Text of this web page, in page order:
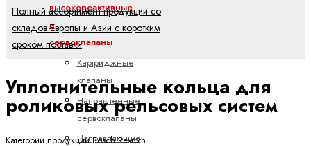
высокореактивные
и
сервоклапаны
Картриджные
клапаны
Направленные
сервоклапаны
Направляющие
Полный ассортимент продукции со
складов Европы и Азии с коротким
сроком поставки
Уплотнительные кольца для
роликовых рельсовых систем
Категории продукции Bosch Rexroth